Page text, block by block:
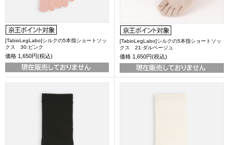
[TabioLegLabo]シルクの5本指ショートソッ
クス 30:ピンク
価格 1,650円(税込)
[TabioLegLabo]シルクの5本指ショートソッ
クス 21:ダルベージュ
価格 1,650円(税込)